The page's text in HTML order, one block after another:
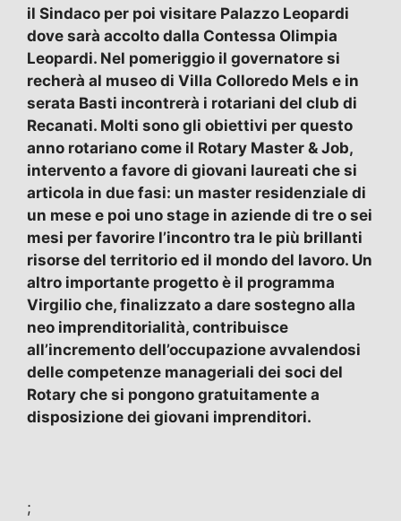
il Sindaco per poi visitare Palazzo Leopardi
dove sarà accolto dalla Contessa Olimpia
Leopardi. Nel pomeriggio il governatore si
recherà al museo di Villa Colloredo Mels e in
serata Basti incontrerà i rotariani del club di
Recanati. Molti sono gli obiettivi per questo
anno rotariano come il Rotary Master & Job,
intervento a favore di giovani laureati che si
articola in due fasi: un master residenziale di
un mese e poi uno stage in aziende di tre o sei
mesi per favorire l’incontro tra le più brillanti
risorse del territorio ed il mondo del lavoro. Un
altro importante progetto è il programma
Virgilio che, finalizzato a dare sostegno alla
neo imprenditorialità, contribuisce
all’incremento dell’occupazione avvalendosi
delle competenze manageriali dei soci del
Rotary che si pongono gratuitamente a
disposizione dei giovani imprenditori.
;